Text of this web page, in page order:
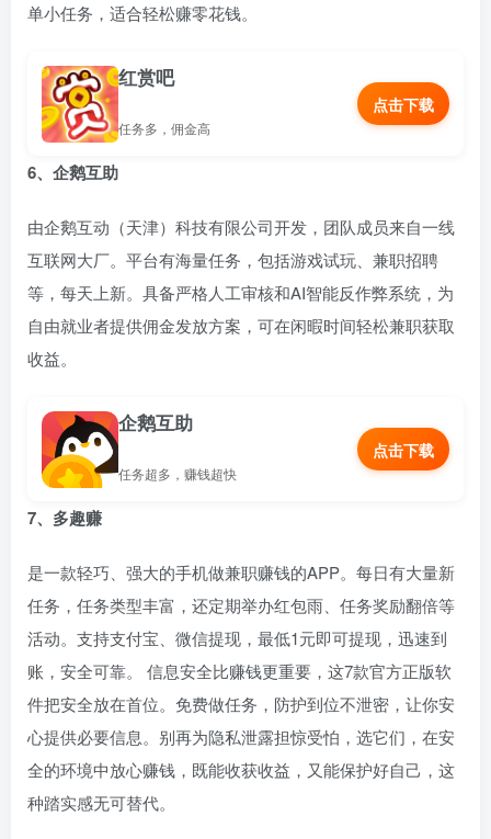
单小任务，适合轻松赚零花钱。
红赏吧
任务多，佣金高
点击下载
6、企鹅互助
由企鹅互动（天津）科技有限公司开发，团队成员来自一线
互联网大厂。平台有海量任务，包括游戏试玩、兼职招聘
等，每天上新。具备严格人工审核和AI智能反作弊系统，为
自由就业者提供佣金发放方案，可在闲暇时间轻松兼职获取
收益。
企鹅互助
任务超多，赚钱超快
点击下载
7、多趣赚
是一款轻巧、强大的手机做兼职赚钱的APP。每日有大量新
任务，任务类型丰富，还定期举办红包雨、任务奖励翻倍等
活动。支持支付宝、微信提现，最低1元即可提现，迅速到
账，安全可靠。 信息安全比赚钱更重要，这7款官方正版软
件把安全放在首位。免费做任务，防护到位不泄密，让你安
心提供必要信息。别再为隐私泄露担惊受怕，选它们，在安
全的环境中放心赚钱，既能收获收益，又能保护好自己，这
种踏实感无可替代。